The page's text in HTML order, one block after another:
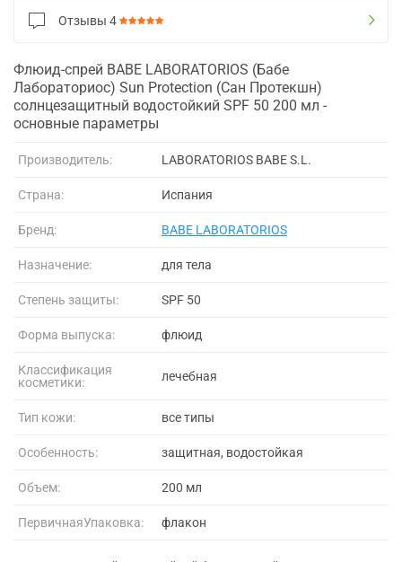
Отзывы 4
Флюид-спрей BABE LABORATORIOS (Бабе
Лабораториос) Sun Protection (Сан Протекшн)
солнцезащитный водостойкий SPF 50 200 мл -
основные параметры
Производитель: LABORATORIOS BABE S.L.
Страна: Испания
Бренд: BABE LABORATORIOS
Назначение: для тела
Степень защиты: SPF 50
Форма выпуска: флюид
Классификация
косметики:
лечебная
Тип кожи: все типы
Особенность: защитная, водостойкая
Объем: 200 мл
ПервичнаяУпаковка: флакон